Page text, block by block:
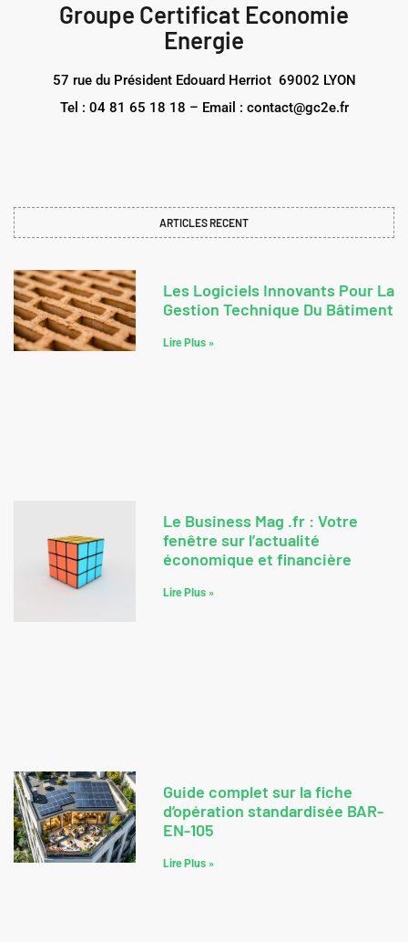
Groupe Certificat Economie
Energie
57 rue du Président Edouard Herriot 69002 LYON
Tel : 04 81 65 18 18 – Email : contact@gc2e.fr
ARTICLES RECENT
Les Logiciels Innovants Pour La
Gestion Technique Du Bâtiment
Lire Plus »
Le Business Mag .fr : Votre
fenêtre sur l’actualité
économique et financière
Lire Plus »
Guide complet sur la fiche
d’opération standardisée BAR-
EN-105
Lire Plus »